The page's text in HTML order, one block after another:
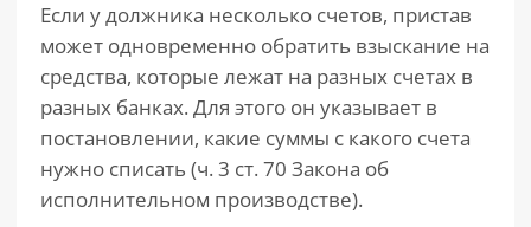
Если у должника несколько счетов, пристав
может одновременно обратить взыскание на
средства, которые лежат на разных счетах в
разных банках. Для этого он указывает в
постановлении, какие суммы с какого счета
нужно списать (ч. 3 ст. 70 Закона об
исполнительном производстве).